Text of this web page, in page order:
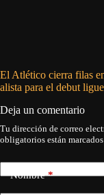
El Atlético cierra filas
alista para el debut
Deja un comentario
Tu dirección de correo
obligatorios están
Nombre*